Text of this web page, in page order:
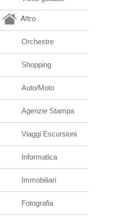
Altro
Orchestre
Shopping
Auto/Moto
Agenzie Stampa
Viaggi Escursioni
Informatica
Immobiliari
Fotografia